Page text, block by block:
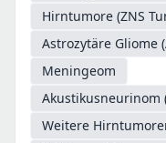
Hirntumore (ZNS
Astrozytäre Gliome
Meningeom
Akustikusneurinom
Weitere